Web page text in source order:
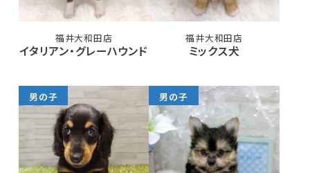
福井大和田店
イタリアン・グレーハウンド
福井大和田店
ミックス犬
男の子 男の子